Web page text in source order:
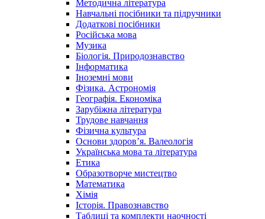
Методична література
Навчальні посібники та підручники
Додаткові посібники
Російська мова
Музика
Біологія. Природознавство
Інформатика
Іноземні мови
Фізика. Астрономія
Географія. Економіка
Зарубіжна література
Трудове навчання
Фізична культура
Основи здоров’я. Валеологія
Українська мова та література
Етика
Образотворче мистецтво
Математика
Хімія
Історія. Правознавство
Таблиці та комплекти наочності